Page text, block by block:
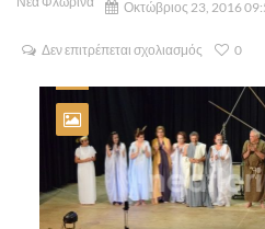
Οκτώβριος 23, 2016
Δεν επιτρέπεται σχολιασμός 0